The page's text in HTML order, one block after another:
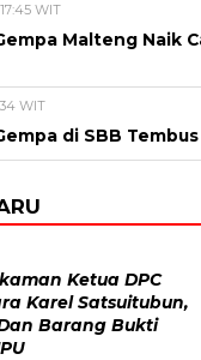
WIT
Malteng Naik
WIT
di SBB Tembus
Ketua DPC
Karel Satsuitubun,
Barang Bukti